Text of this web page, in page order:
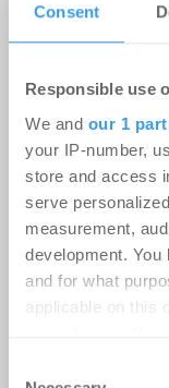
Consent
Responsible use
We and our 1
your IP-number,
store and access
serve
measurement,
development.
and for what
applicable on this
Aus
Asset
München
Healthcare
Der
die erste Kita
Asset